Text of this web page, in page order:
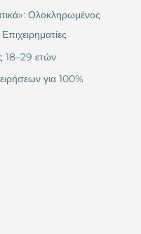
Ολοκληρωμένος
18–29 ετών
για 100%